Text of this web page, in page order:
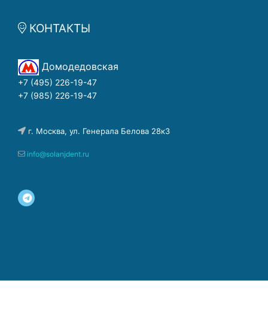
КОНТАКТЫ
Домодедовская
+7 (495) 226-19-47
+7 (985) 226-19-47
г. Москва, ул. Генерала Белова 28к3
info@solanjdent.ru